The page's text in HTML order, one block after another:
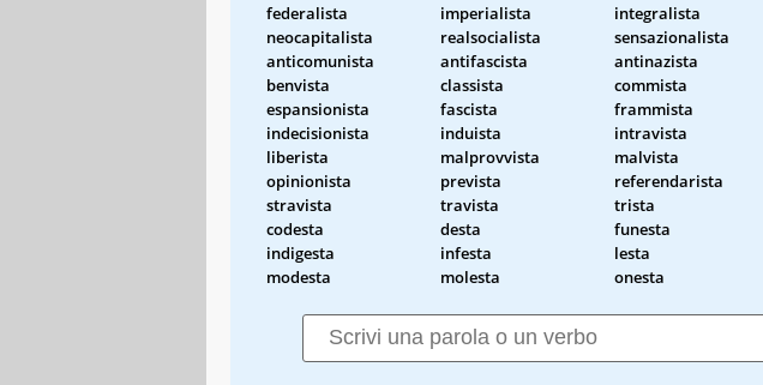
federalista imperialista integralista
neocapitalista
realsocialista sensazionalista
anticomunista
antifascista antinazista
benvista
classista commista
espansionista
fascista frammista
indecisionista
induista intravista
liberista
malprovvista malvista
opinionista
prevista referendarista
stravista
travista trista
codesta
desta funesta
indigesta
infesta lesta
modesta
molesta onesta